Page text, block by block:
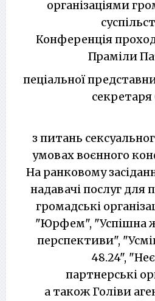
організаціями
Конференція
Праміли
пеціальної
з питань
умовах воєнного
На ранковому
надавачі послуг для
громадські
"Юрфем", "Успішна
перспективи",
48.24",
партнерські
а також Голіви